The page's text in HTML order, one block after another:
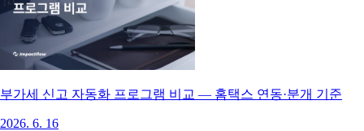
부가세 신고 자동화 프로그램 비교 — 홈택스 연동·분개 기준
2026. 6. 16